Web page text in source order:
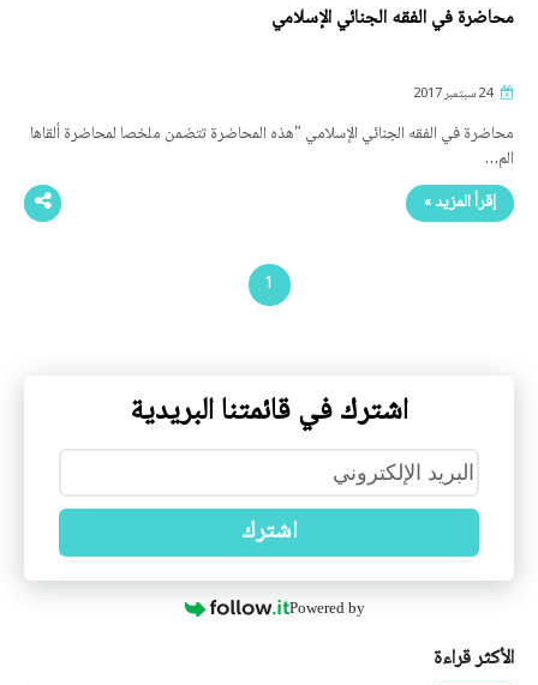
محاضرة في الفقه الجنائي الإسلامي
24 سبتمبر 2017
محاضرة في الفقه الجنائي الإسلامي "هذه المحاضرة تتضمن ملخصا لمحاضرة ألقاها
الم…
إقرأ المزيد »
1
اشترك في قائمتنا البريدية
اشترك
Powered by
الأكثر قراءة